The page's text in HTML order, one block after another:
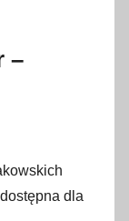
–
dla